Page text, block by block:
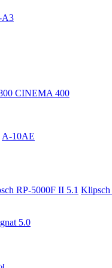
A3
CINEMA 400
A-10AE
RP-5000F II 5.1 Klipsch
5.0